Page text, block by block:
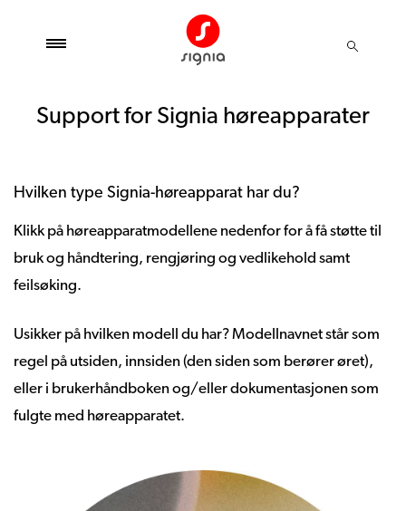
Support for Signia høreapparater
Hvilken type Signia-høreapparat har du?
Klikk på høreapparatmodellene nedenforfor åfåstøttetil
brukog håndtering, rengjøring og vedlikehold samt
feilsøking.
Usikker på hvilken modell du har?Modellnavnetstårsom
regel på utsiden, innsiden(densidensom berørerøret),
eller i brukerhåndbokenog/ellerdokumentasjonensom
fulgte med høreapparatet.